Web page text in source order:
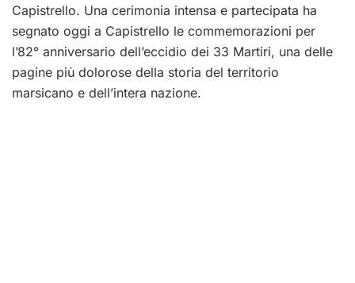
Capistrello. Una cerimonia intensa e partecipata ha
segnato oggi a Capistrello le commemorazioni per
l’82° anniversario dell’eccidio dei 33 Martiri, una delle
pagine più dolorose della storia del territorio
marsicano e dell’intera nazione.